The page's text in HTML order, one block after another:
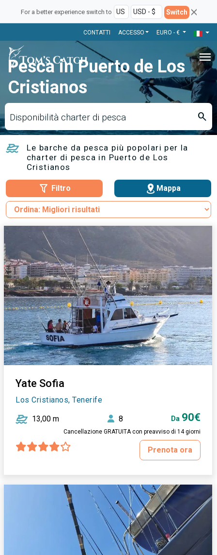
For a better experience switch to Switch
CONTATTI ACCESSO EURO - €
menu
Pesca in Puerto de Los
Cristianos
Disponibilità charter di pesca search
Le barche da pesca più popolari per la
charter di pesca in Puerto de Los
Cristianos
Filtro Mappa
Yate Sofia
Los Cristianos, Tenerife
13,00 m 8 Da 90€
Cancellazione GRATUITA con preavviso di 14 giorni
Prenota ora